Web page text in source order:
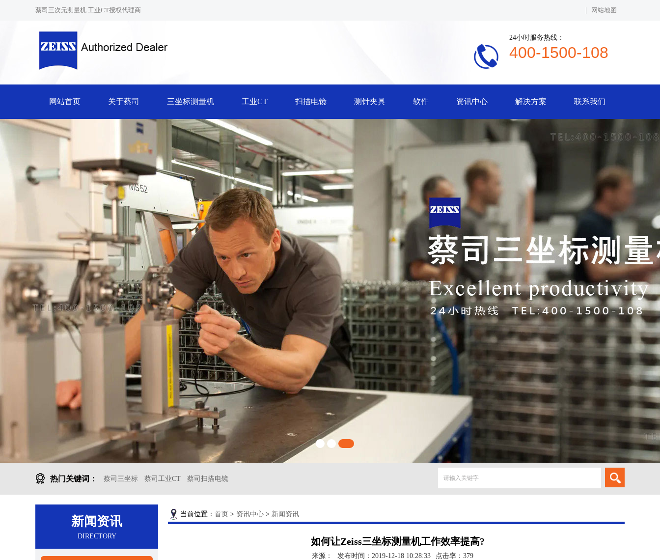
蔡司三次元测量机 工业CT授权代理商 网站地图
24小时服务热线：
400-1500-108
网站首页 关于蔡司 三坐标测量机 工业CT 扫描电镜 测针夹具 软件 资讯中心 解决方案 联系我们
热门关键词： 蔡司三坐标 蔡司工业CT 蔡司扫描电镜
新闻资讯
DIRECTORY
当前位置： 首页 > 资讯中心 > 新闻资讯
如何让Zeiss三坐标测量机工作效率提高?
来源： 发布时间：2019-12-18 10:28:33 点击率： 379